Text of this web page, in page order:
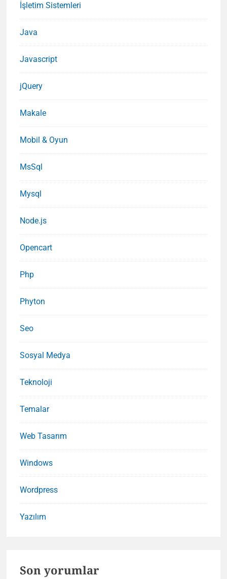
İşletim Sistemleri
Java
Javascript
jQuery
Makale
Mobil & Oyun
MsSql
Mysql
Node.js
Opencart
Php
Phyton
Seo
Sosyal Medya
Teknoloji
Temalar
Web Tasarım
Windows
Wordpress
Yazılım
Son yorumlar